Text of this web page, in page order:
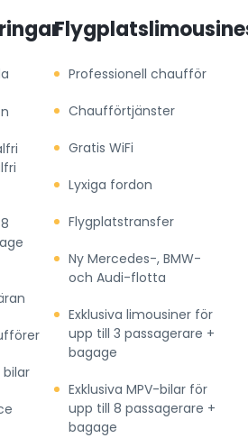
Professionell chaufför
Chaufförtjänster
Gratis WiFi
Lyxiga fordon
Flygplatstransfer
Ny Mercedes-, BMW-
och Audi-flotta
Exklusiva limousiner för
upp till 3 passagerare +
bagage
Exklusiva MPV-bilar för
upp till 8 passagerare +
bagage